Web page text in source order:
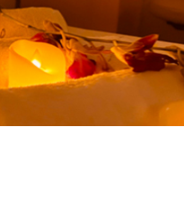
的和谐统一。